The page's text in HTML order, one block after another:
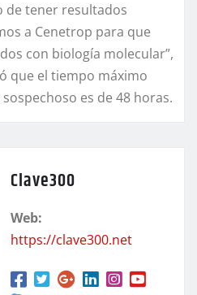
de tener resultados
a Cenetrop para que
con biología molecular”,
que el tiempo máximo
es de 48 horas.
Clave300
Web:
https://clave300.net